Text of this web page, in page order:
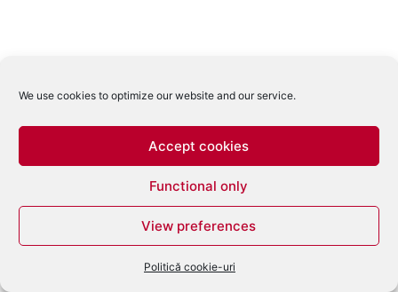
We use cookies to optimize our website and our service.
Accept cookies
Functional only
View preferences
Politică cookie-uri